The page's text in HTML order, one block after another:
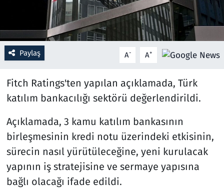
Paylaş A- A+
Fitch Ratings'ten yapılan açıklamada, Türk
katılım bankacılığı sektörü değerlendirildi.
Açıklamada, 3 kamu katılım bankasının
birleşmesinin kredi notu üzerindeki etkisinin,
sürecin nasıl yürütüleceğine, yeni kurulacak
yapının iş stratejisine ve sermaye yapısına
bağlı olacağı ifade edildi.
Savunma Sanayi
Seçim 2023
Teknoloji ve Bilim
Televizyon